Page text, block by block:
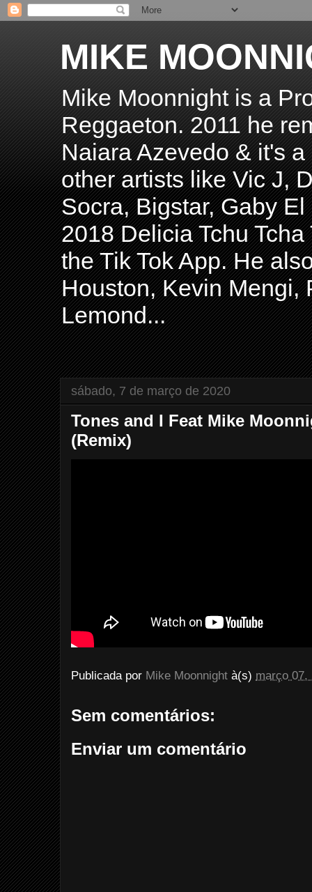
MIKE
Mike Moonnight is a
Reggaeton. 2011 he
Naiara Azevedo & it's
other artists like Vic J,
Socra, Bigstar, Gaby
2018 Delicia Tchu
the Tik Tok App. He
Houston, Kevin Mengi,
Lemond...
sábado, 7 de março de 2020
Tones and I Feat Mike
(Remix)
Publicada por Mike Moonnight à(s) março 07,
Sem comentários:
Enviar um comentário